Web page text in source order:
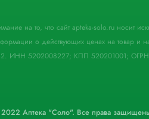
на то, что сайт apteka-solo.ru носит
о действующих ценах на товар и
5202008227; КПП 520201001; ОГРН
Аптека "Соло". Все права